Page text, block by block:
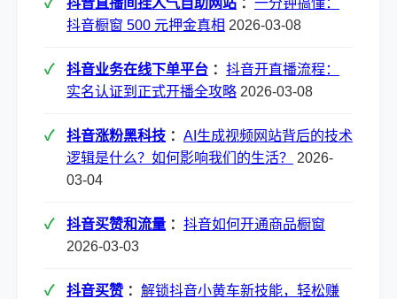
抖音直播间挂人气自助网站 ： 一分钟搞懂：
抖音橱窗 500 元押金真相 2026-03-08
抖音业务在线下单平台 ： 抖音开直播流程：
实名认证到正式开播全攻略 2026-03-08
抖音涨粉黑科技 ： AI生成视频网站背后的技术
逻辑是什么？如何影响我们的生活？
2026-
03-04
抖音买赞和流量 ： 抖音如何开通商品橱窗
2026-03-03
抖音买赞 ： 解锁抖音小黄车新技能，轻松赚